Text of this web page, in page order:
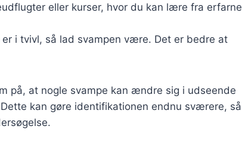
eller kurser, hvor du kan lære fra erfarne
er i tvivl, så lad svampen være. Det er bedre at
på, at nogle svampe kan ændre sig i udseende
kan gøre identifikationen endnu sværere, så